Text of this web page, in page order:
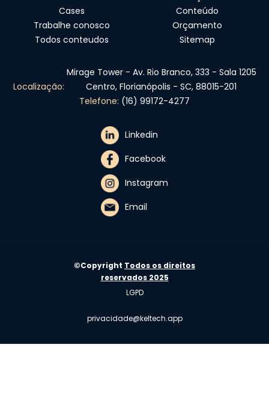
Cases
Conteúdo
Trabalhe conosco
Orçamento
Todos conteudos
Sitemap
Localização:
Mirage Tower - Av. Rio Branco, 333 - Sala 1205
Centro, Florianópolis - SC, 88015-201
Telefone: (16) 99172-4277
Linkedin
Facebook
Instagram
Email
©Copyright Todos os direitos
reservados 2025
LGPD
privacidade@keltech.app